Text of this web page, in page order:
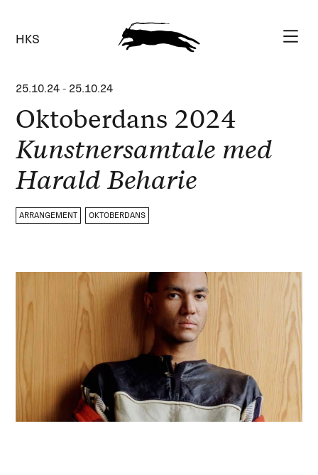
HKS
25.10.24 - 25.10.24
Oktoberdans 2024
Kunstnersamtale med
Harald Beharie
ARRANGEMENT OKTOBERDANS